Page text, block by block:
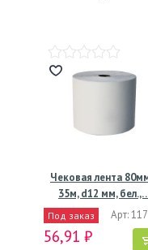
Чековая лента
35м, d12 мм,
Под заказ Арт:
56,91 ₽